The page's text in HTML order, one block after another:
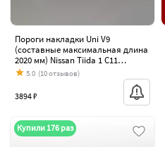
Пороги накладки Uni V9
(составные максимальная длина
2020 мм) Nissan Tiida 1 C11
хэтчбэк дорестайлинг, Япония
(2004-2007)
5.0 (10 отзывов)
3894 ₽
Купили 176 раз